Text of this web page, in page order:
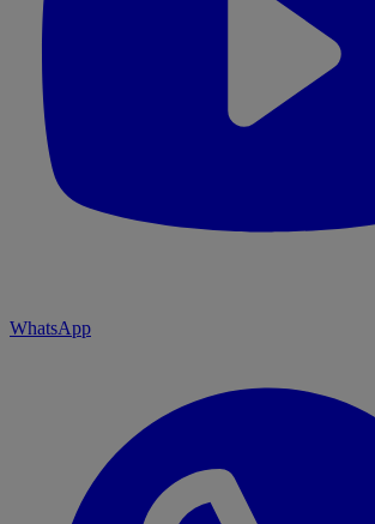
WhatsApp